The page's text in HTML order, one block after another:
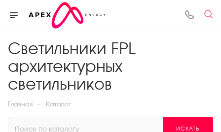
Светильники FPL
архитектурных
светильников
Главная — Каталог
ИСКАТЬ